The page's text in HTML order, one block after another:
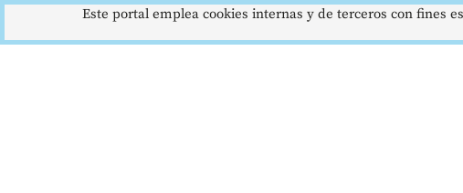
Este portal emplea cookies internas y de terceros con fines